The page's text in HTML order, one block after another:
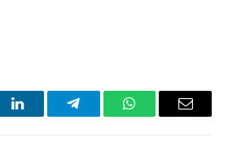
LinkedInTelegramWhatsAppEmail